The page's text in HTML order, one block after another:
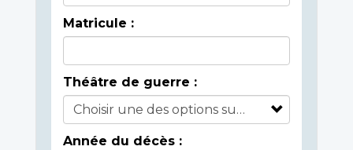
Matricule :
Théâtre de guerre :
Année du décès :